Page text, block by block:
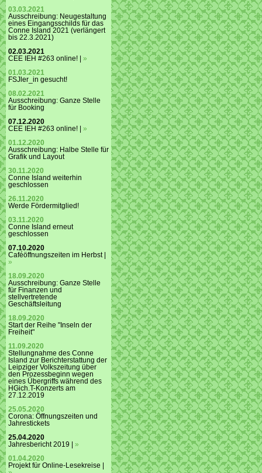
03.03.2021
Ausschreibung: Neugestaltung
eines Eingangsschilds für das
Conne Island 2021 (verlängert
bis 22.3.2021)
02.03.2021
CEE IEH #263 online! | »
01.03.2021
FSJler_in gesucht!
08.02.2021
Ausschreibung: Ganze Stelle
für Booking
07.12.2020
CEE IEH #263 online! | »
01.12.2020
Ausschreibung: Halbe Stelle für
Grafik und Layout
30.11.2020
Conne Island weiterhin
geschlossen
26.11.2020
Werde Fördermitglied!
03.11.2020
Conne Island erneut
geschlossen
07.10.2020
Caféöffnungszeiten im Herbst |
»
18.09.2020
Ausschreibung: Ganze Stelle
für Finanzen und
stellvertretende
Geschäftsleitung
18.09.2020
Start der Reihe "Inseln der
Freiheit"
11.09.2020
Stellungnahme des Conne
Island zur Berichterstattung der
Leipziger Volkszeitung über
den Prozessbeginn wegen
eines Übergriffs während des
HGich.T-Konzerts am
27.12.2019
25.05.2020
Corona: Öffnungszeiten und
Jahrestickets
25.04.2020
Jahresbericht 2019 | »
01.04.2020
Projekt für Online-Lesekreise |